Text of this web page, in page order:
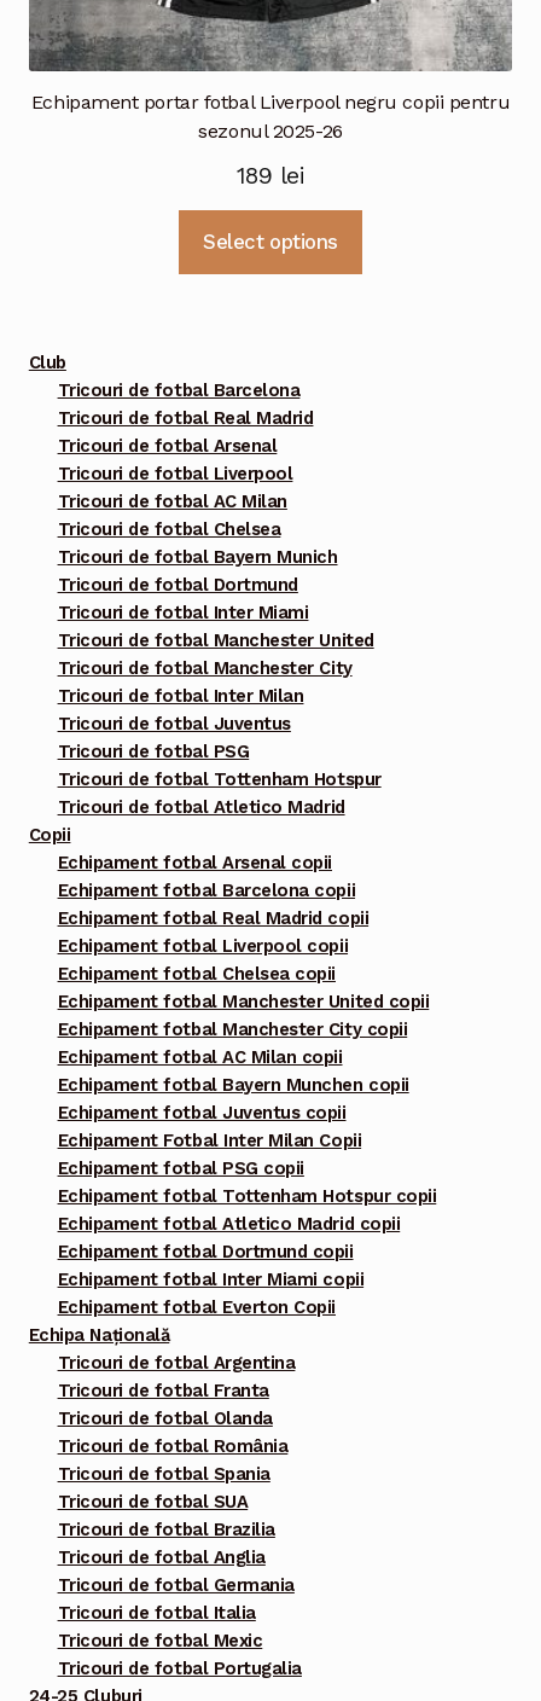
Echipament portar fotbal Liverpool negru copii pentru
sezonul 2025-26
189 lei
Select options
Club
Tricouri de fotbal Barcelona
Tricouri de fotbal Real Madrid
Tricouri de fotbal Arsenal
Tricouri de fotbal Liverpool
Tricouri de fotbal AC Milan
Tricouri de fotbal Chelsea
Tricouri de fotbal Bayern Munich
Tricouri de fotbal Dortmund
Tricouri de fotbal Inter Miami
Tricouri de fotbal Manchester United
Tricouri de fotbal Manchester City
Tricouri de fotbal Inter Milan
Tricouri de fotbal Juventus
Tricouri de fotbal PSG
Tricouri de fotbal Tottenham Hotspur
Tricouri de fotbal Atletico Madrid
Copii
Echipament fotbal Arsenal copii
Echipament fotbal Barcelona copii
Echipament fotbal Real Madrid copii
Echipament fotbal Liverpool copii
Echipament fotbal Chelsea copii
Echipament fotbal Manchester United copii
Echipament fotbal Manchester City copii
Echipament fotbal AC Milan copii
Echipament fotbal Bayern Munchen copii
Echipament fotbal Juventus copii
Echipament Fotbal Inter Milan Copii
Echipament fotbal PSG copii
Echipament fotbal Tottenham Hotspur copii
Echipament fotbal Atletico Madrid copii
Echipament fotbal Dortmund copii
Echipament fotbal Inter Miami copii
Echipament fotbal Everton Copii
Echipa Națională
Tricouri de fotbal Argentina
Tricouri de fotbal Franta
Tricouri de fotbal Olanda
Tricouri de fotbal România
Tricouri de fotbal Spania
Tricouri de fotbal SUA
Tricouri de fotbal Brazilia
Tricouri de fotbal Anglia
Tricouri de fotbal Germania
Tricouri de fotbal Italia
Tricouri de fotbal Mexic
Tricouri de fotbal Portugalia
24-25 Cluburi